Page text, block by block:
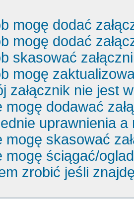
mogę dodać
mogę dodać
skasować
mogę
załącznik nie jest
mogę dodawać
uprawnienia
mogę skasować
mogę ściągać/
zrobić jeśli